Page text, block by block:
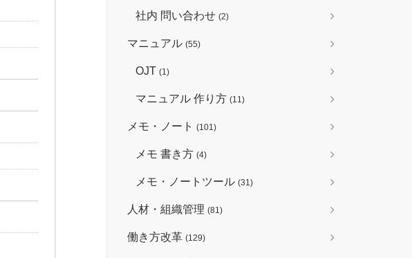
社内 問い合わせ (2)
マニュアル (55)
OJT (1)
マニュアル 作り方 (11)
メモ・ノート (101)
メモ 書き方 (4)
メモ・ノートツール (31)
人材・組織管理 (81)
働き方改革 (129)